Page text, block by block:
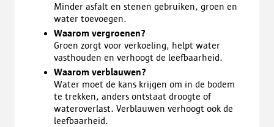
Minder asfalt en stenen gebruiken, groen en
water toevoegen.
Waarom vergroenen?
Groen zorgt voor verkoeling, helpt water
vasthouden en verhoogt de leefbaarheid.
Waarom verblauwen?
Water moet de kans krijgen om in de bodem
te trekken, anders ontstaat droogte of
wateroverlast. Verblauwen verhoogt ook de
leefbaarheid.